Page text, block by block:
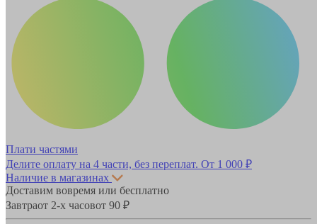
Плати частями
Делите оплату на 4 части, без переплат. От 1 000 ₽
Наличие в магазинах
Доставим вовремя или бесплатно
Завтраот 2-х часовот 90 ₽